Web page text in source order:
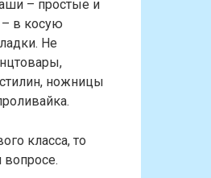
– простые и
– в косую
Не
ножницы
класса, то